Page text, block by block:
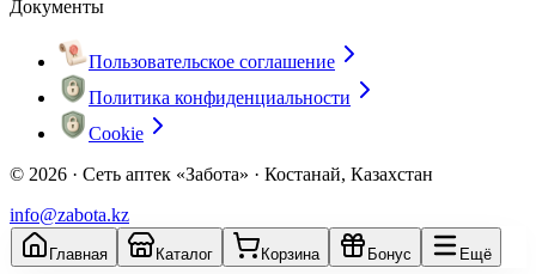
Документы
Пользовательское соглашение
Политика конфиденциальности
Cookie
© 2026 · Сеть аптек «Забота» · Костанай, Казахстан
info@zabota.kz
Главная Каталог Корзина Бонус Ещё